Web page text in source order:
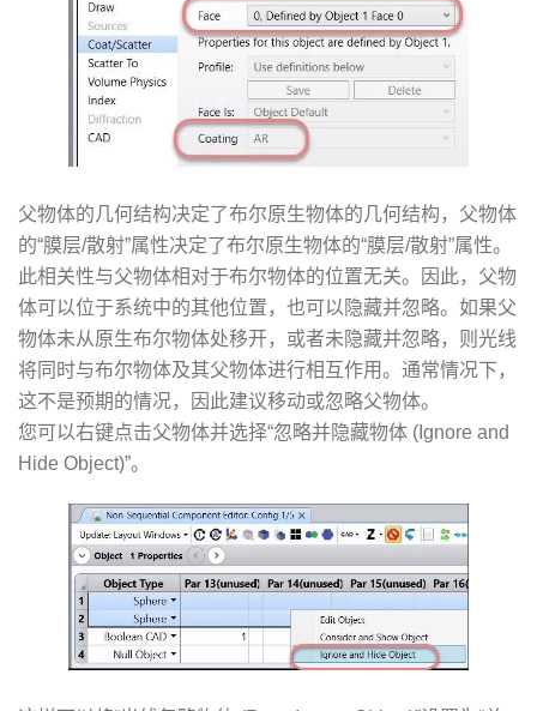
父物体的几何结构决定了布尔原生物体的几何结构，父物体
的“膜层/散射”属性决定了布尔原生物体的“膜层/散射”属性。
此相关性与父物体相对于布尔物体的位置无关。因此，父物
体可以位于系统中的其他位置，也可以隐藏并忽略。如果父
物体未从原生布尔物体处移开，或者未隐藏并忽略，则光线
将同时与布尔物体及其父物体进行相互作用。通常情况下，
这不是预期的情况，因此建议移动或忽略父物体。
您可以右键点击父物体并选择“忽略并隐藏物体 (Ignore and
Hide Object)”。